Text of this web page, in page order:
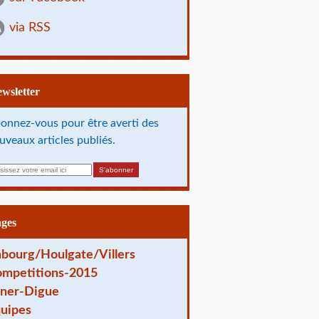
via RSS
vous pour être averti des
articles publiés.
Houlgate/Villers
2015
Digue